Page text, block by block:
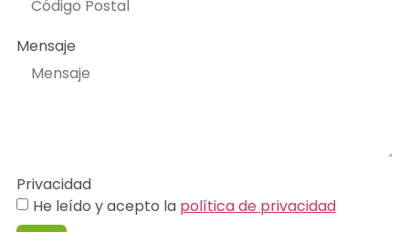
Mensaje
Privacidad
He leído y acepto la política de privacidad